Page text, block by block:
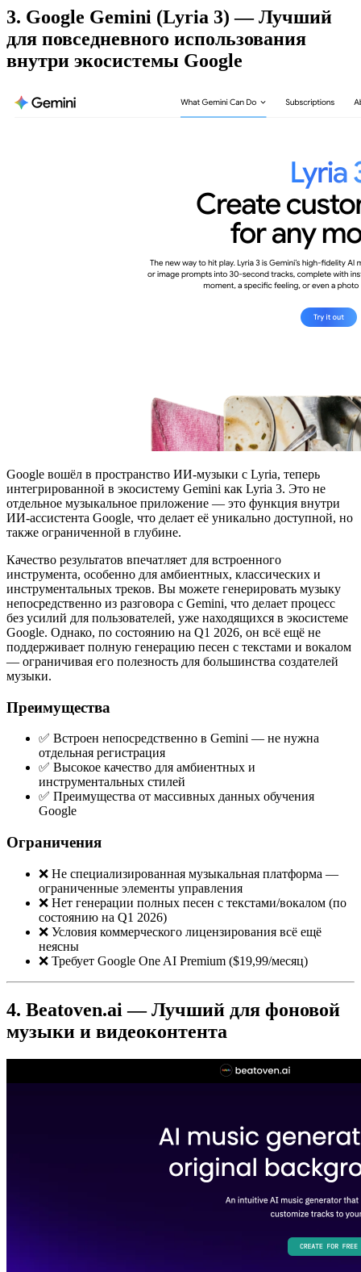
3. Google Gemini (Lyria 3) — Лучший
для повседневного использования
внутри экосистемы Google
Google вошёл в пространство ИИ-музыки с Lyria, теперь
интегрированной в экосистему Gemini как Lyria 3. Это не
отдельное музыкальное приложение — это функция внутри
ИИ-ассистента Google, что делает её уникально доступной, но
также ограниченной в глубине.
Качество результатов впечатляет для встроенного
инструмента, особенно для амбиентных, классических и
инструментальных треков. Вы можете генерировать музыку
непосредственно из разговора с Gemini, что делает процесс
без усилий для пользователей, уже находящихся в экосистеме
Google. Однако, по состоянию на Q1 2026, он всё ещё не
поддерживает полную генерацию песен с текстами и вокалом
— ограничивая его полезность для большинства создателей
музыки.
Преимущества
✅ Встроен непосредственно в Gemini — не нужна
отдельная регистрация
✅ Высокое качество для амбиентных и
инструментальных стилей
✅ Преимущества от массивных данных обучения
Google
Ограничения
❌ Не специализированная музыкальная платформа —
ограниченные элементы управления
❌ Нет генерации полных песен с текстами/вокалом (по
состоянию на Q1 2026)
❌ Условия коммерческого лицензирования всё ещё
неясны
❌ Требует Google One AI Premium ($19,99/месяц)
4. Beatoven.ai — Лучший для фоновой
музыки и видеоконтента